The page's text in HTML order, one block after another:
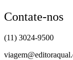
Contate-nos
(11) 3024-9500